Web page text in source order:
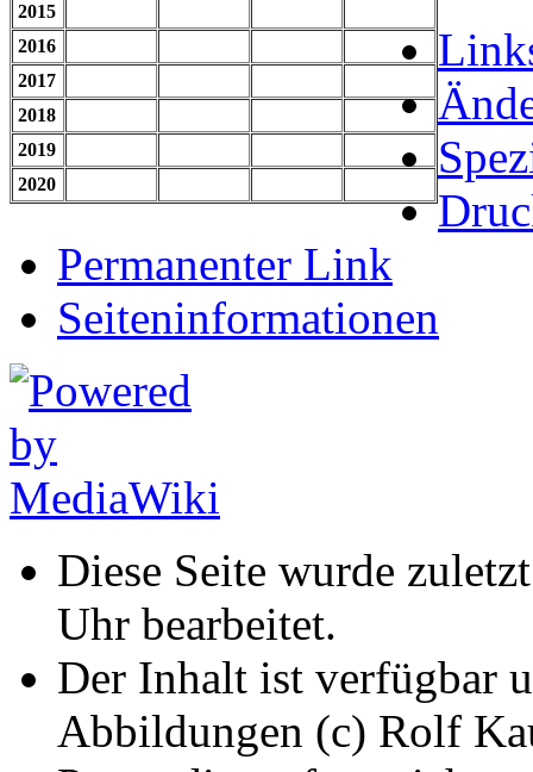
2015
2016
2017
2018
2019
2020
Permanenter Link
Seiten­informationen
Diese Seite wurde
Uhr bearbeitet.
Der Inhalt ist verfügbar
Abbildungen (c) Rolf